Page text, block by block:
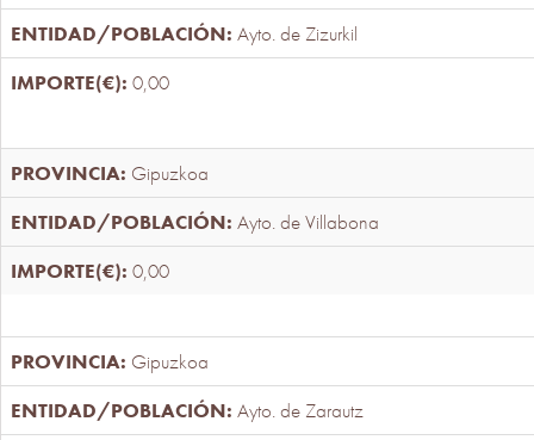
Ayto. de Zizurkil
0,00
Gipuzkoa
Ayto. de Villabona
0,00
Gipuzkoa
Ayto. de Zarautz